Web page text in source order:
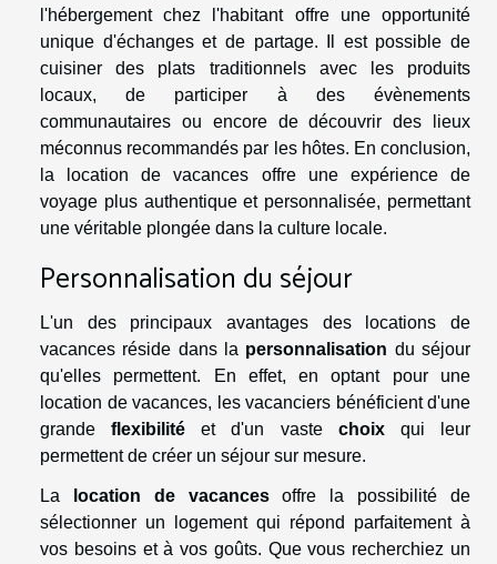
l'hébergement chez l'habitant offre une opportunité
unique d'échanges et de partage. Il est possible de
cuisiner des plats traditionnels avec les produits
locaux, de participer à des évènements
communautaires ou encore de découvrir des lieux
méconnus recommandés par les hôtes. En conclusion,
la location de vacances offre une expérience de
voyage plus authentique et personnalisée, permettant
une véritable plongée dans la culture locale.
Personnalisation du séjour
L'un des principaux avantages des locations de
vacances réside dans la personnalisation du séjour
qu'elles permettent. En effet, en optant pour une
location de vacances, les vacanciers bénéficient d'une
grandeflexibilité et d'un vaste choixqui leur
permettent de créer un séjour sur mesure.
La location de vacancesoffre la possibilité de
sélectionner un logement qui répond parfaitement à
vos besoins et à vos goûts. Que vous recherchiez un